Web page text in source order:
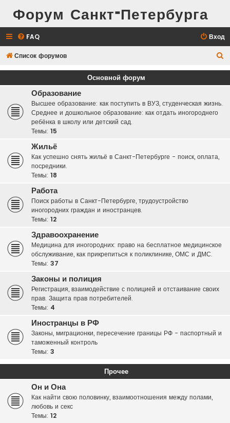
Форум Санкт-Петербурга
FAQ Вход
Список форумов
о
Основной форум
Образование
Высшее образование: как поступить в ВУЗ, студенческая жизнь.
Среднее и дошкольное образование: как отдать иногороднего
ребёнка в школу или детский сад.
Темы: 15
Жильё
Как успешно снять жильё в Санкт-Петербурге - поиск, оплата,
посредники.
Темы: 18
Работа
Поиск работы в Санкт-Петербурге, трудоустройство
иногородних граждан и иностранцев.
Темы: 12
Здравоохранение
Медицина для иногородних: право на бесплатное медицинское
обслуживание, как прикрепиться к поликлинике, ОМС и ДМС.
Темы: 37
Законы и полиция
Регистрация, взаимодействие с полицией и отстаивание своих
прав. Защита прав потребителей.
Темы: 4
Иностранцы в РФ
Законы, миграционки, пересечение границы РФ - паспортный и
таможенный контроль
Темы: 3
Прочее
Он и Она
Как найти свою половинку, взаимоотношения между полами,
любовь и секс
Темы: 12